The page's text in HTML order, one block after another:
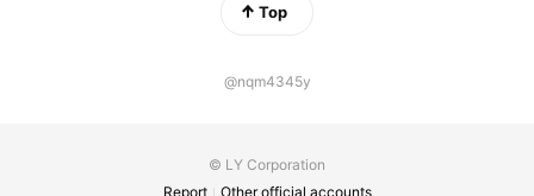
Top
@nqm4345y
© LY Corporation
Report
Other official accounts